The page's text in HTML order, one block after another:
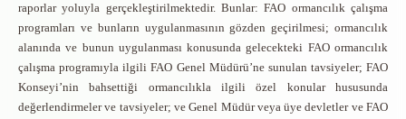
raporlar yoluyla gerçekleştirilmektedir. Bunlar: FAO ormancılık çalışma
programları ve bunların uygulanmasının gözden geçirilmesi; ormancılık
alanında ve bunun uygulanması konusunda gelecekteki FAO ormancılık
çalışma programıyla ilgili FAO Genel Müdürü’ne sunulan tavsiyeler; FAO
Konseyi’nin bahsettiği ormancılıkla ilgili özel konular hususunda
değerlendirmeler ve tavsiyeler; ve Genel Müdür veya üye devletler ve FAO